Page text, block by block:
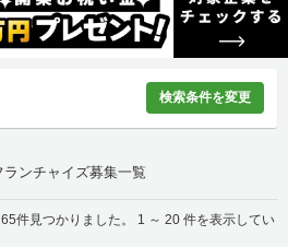
検索条件を変更
ンチャイズ募集一覧
件見つかりました。 1 ～ 20 件を表示してい